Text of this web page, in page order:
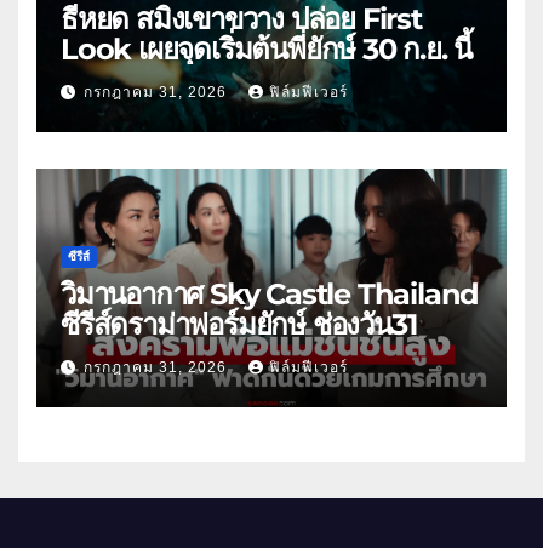
ธี่หยด สมิงเขาขวาง ปล่อย First
Look เผยจุดเริ่มต้นพี่ยักษ์ 30 ก.ย. นี้
กรกฎาคม 31, 2026 ฟิล์มฟีเวอร์
ซีรีส์
วิมานอากาศ Sky Castle Thailand
ซีรีส์ดราม่าฟอร์มยักษ์ ช่องวัน31
กรกฎาคม 31, 2026 ฟิล์มฟีเวอร์